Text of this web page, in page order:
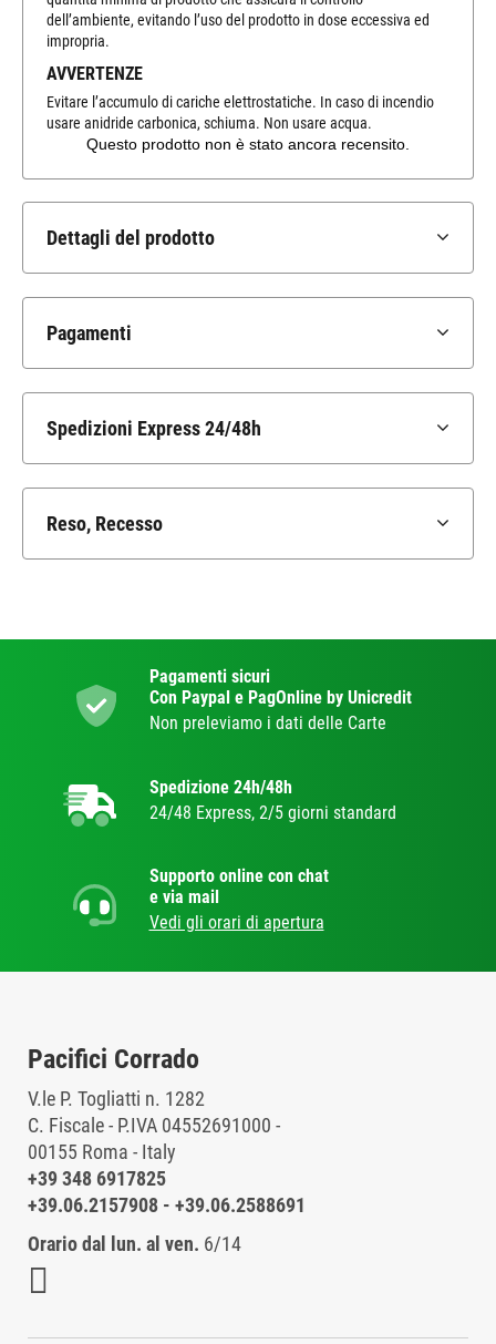
dell’ambiente, evitando l’uso del prodotto in dose eccessiva ed
impropria.
AVVERTENZE
Evitare l’accumulo di cariche elettrostatiche. In caso di incendio
usare anidride carbonica, schiuma. Non usare acqua.
Dettagli del prodotto
Pagamenti
Spedizioni Express 24/48h
Reso, Recesso
Pagamenti sicuri
Con Paypal e PagOnline by Unicredit
Non preleviamo i dati delle Carte
Spedizione 24h/48h
24/48 Express, 2/5 giorni standard
Supporto online con chat
e via mail
Vedi gli orari di apertura
Pacifici Corrado
V.le P. Togliatti n. 1282
C. Fiscale - P.IVA 04552691000 -
00155 Roma - Italy
+39 348 6917825
+39.06.2157908 - +39.06.2588691
Orario dal lun. al ven. 6/14